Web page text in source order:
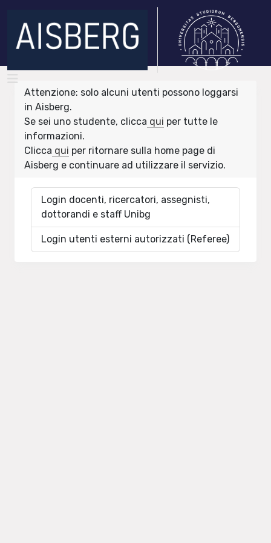
Attenzione: solo alcuni utenti possono loggarsi
in Aisberg.
Se sei uno studente, clicca qui per tutte le
informazioni.
Clicca qui per ritornare sulla home page di
Aisberg e continuare ad utilizzare il servizio.
Login docenti, ricercatori, assegnisti,
dottorandi e staff Unibg
Login utenti esterni autorizzati (Referee)